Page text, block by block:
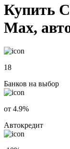
Купить
Max,
18
Банков на выбор
от 4.9%
Автокредит